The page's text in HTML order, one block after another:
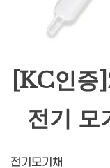
[KC인증
전기 모
전기모기채